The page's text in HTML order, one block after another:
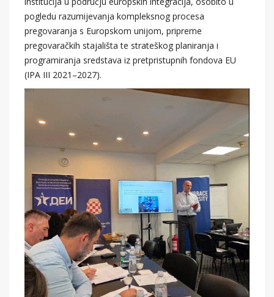
pogledu razumijevanja kompleksnog procesa
pregovaranja s Europskom unijom, pripreme
pregovaračkih stajališta te strateškog planiranja i
programiranja sredstava iz pretpristupnih fondova EU
(IPA III 2021–2027).